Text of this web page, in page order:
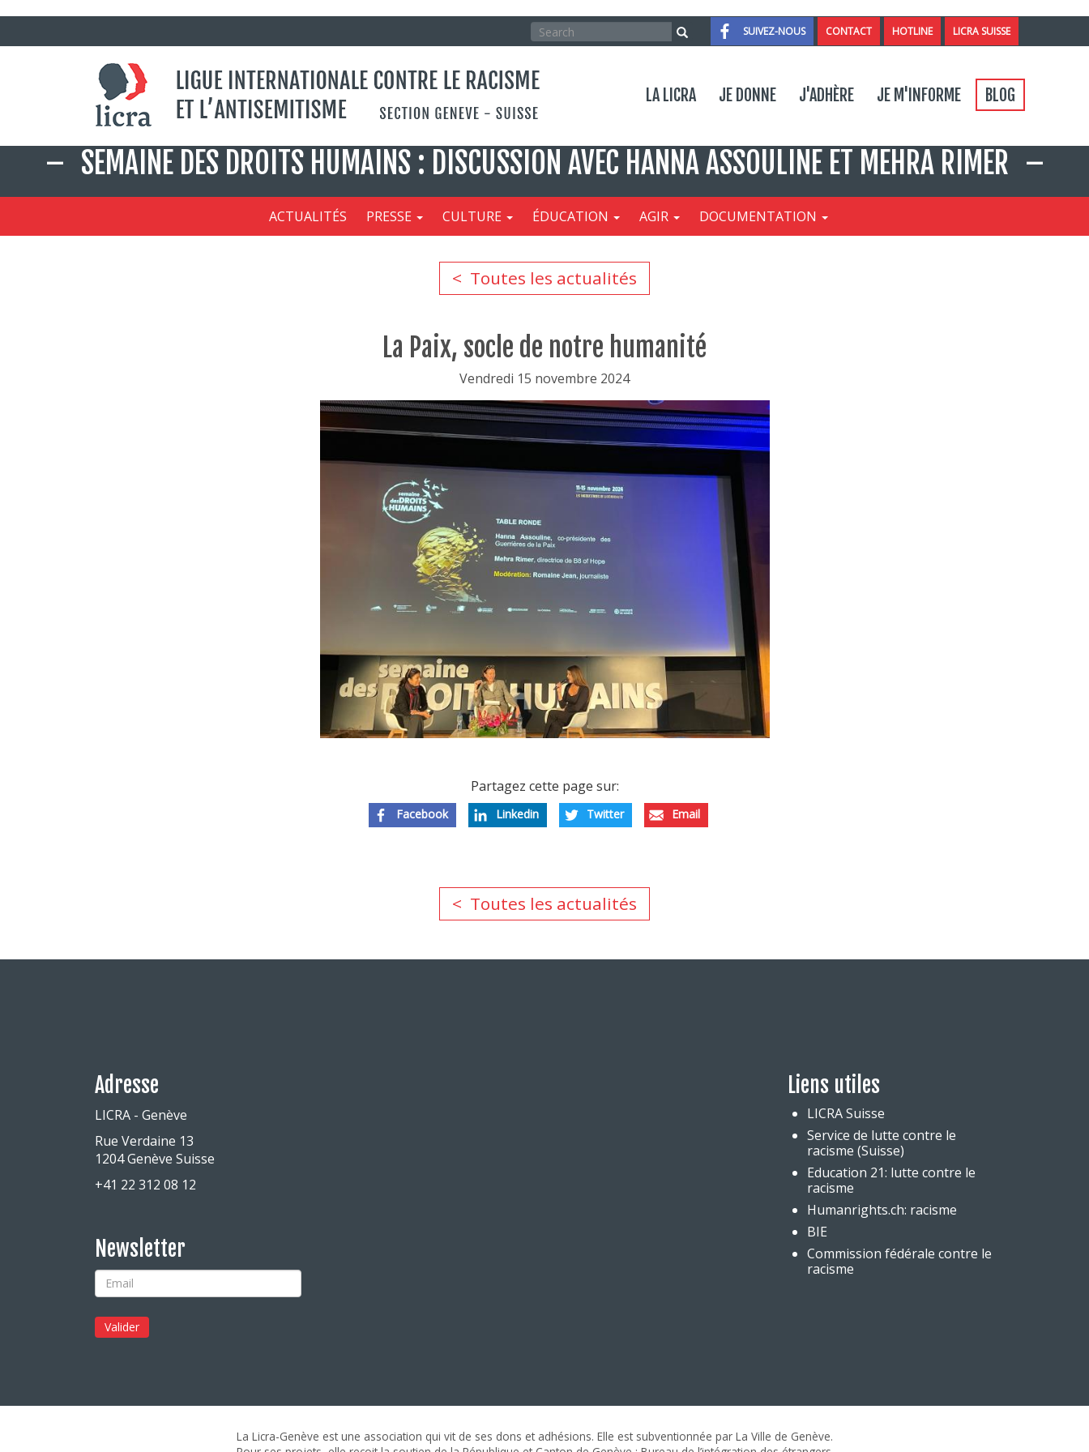
Contact
SUIVEZ-NOUS CONTACT HOTLINE LICRA SUISSE
Rechercher
Search Search
Je
LA LICRA JE DONNE J'ADHÈRE JE M'INFORME BLOG
SEMAINE DES DROITS HUMAINS : DISCUSSION AVEC HANNA ASSOULINE ET MEHRA RIMER
ACTUALITÉS PRESSE CULTURE ÉDUCATION AGIR DOCUMENTATION
Toutes les actualités
La Paix, socle de notre humanité
Vendredi 15 novembre 2024
Partagez cette page sur:
Facebook Linkedin Twitter Email
Toutes les actualités
Adresse
LICRA - Genève
Rue Verdaine 13
1204 Genève Suisse
+41 22 312 08 12
Newsletter
Liens utiles
LICRA Suisse
Service de lutte contre le
racisme (Suisse)
Education 21: lutte contre le
racisme
Humanrights.ch: racisme
BIE
Commission fédérale contre le
racisme
La Licra-Genève est une association qui vit de ses dons et adhésions. Elle est subventionnée par La Ville de Genève.